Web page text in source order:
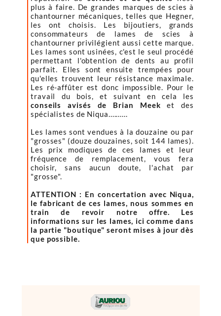
plus à faire. De grandes marques de scies à
chantourner mécaniques, telles que Hegner,
les ont choisis. Les bijoutiers, grands
consommateurs de lames de scies à
chantourner privilégient aussi cette marque.
Les lames sont usinées, c'est le seul procédé
permettant l'obtention de dents au profil
parfait. Elles sont ensuite trempées pour
qu'elles trouvent leur résistance maximale.
Les ré-affûter est donc impossible. Pour le
travail du bois, et suivant en cela les
conseils avisés de Brian Meek et des
spécialistes de Niqua..........
Les lames sont vendues à la douzaine ou par
"grosses" (douze douzaines, soit 144 lames).
Les prix modiques de ces lames et leur
fréquence de remplacement, vous fera
choisir, sans aucun doute, l'achat par
"grosse".
ATTENTION : En concertation avec Niqua,
le fabricant de ces lames, nous sommes en
train de revoir notre offre. Les
informations sur les lames, ici comme dans
la partie "boutique" seront mises à jour dès
que possible.